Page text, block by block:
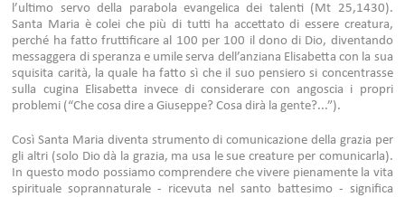
l’ultimo servo della parabola evangelica dei talenti (Mt 25,1430).
Santa Maria è colei che più di tutti ha accettato di essere creatura,
perché ha fatto fruttificare al 100 per 100 il dono di Dio, diventando
messaggera di speranza e umile serva dell’anziana Elisabetta con la sua
squisita carità, la quale ha fatto sì che il suo pensiero si concentrasse
sulla cugina Elisabetta invece di considerare con angoscia i propri
problemi (“Che cosa dire a Giuseppe? Cosa dirà la gente?...”).
Così Santa Maria diventa strumento di comunicazione della grazia per
gli altri (solo Dio dà la grazia, ma usa le sue creature per comunicarla).
In questo modo possiamo comprendere che vivere pienamente la vita
spirituale soprannaturale - ricevuta nel santo battesimo - significa